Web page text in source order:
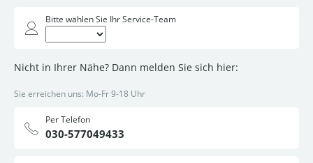
Bitte wählen Sie Ihr Service-Team
Nicht in Ihrer Nähe? Dann melden Sie sich hier:
Sie erreichen uns: Mo-Fr 9-18 Uhr
Per Telefon
030-577049433